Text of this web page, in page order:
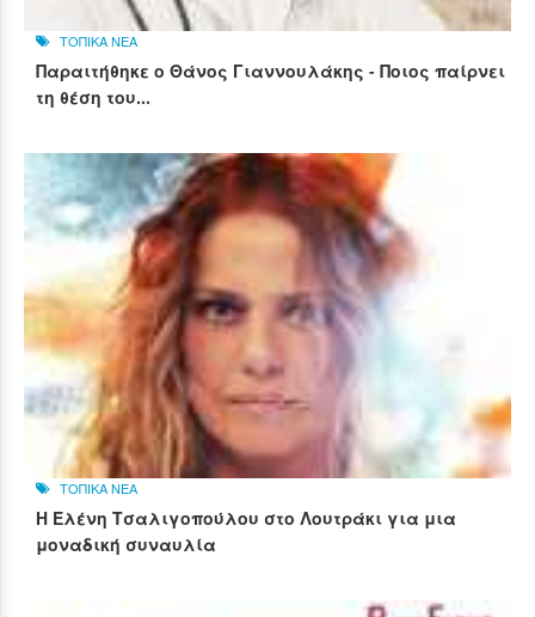
ΤΟΠΙΚΑ ΝΕΑ
Παραιτήθηκε ο Θάνος Γιαννουλάκης - Ποιος παίρνει
τη θέση του...
ΤΟΠΙΚΑ ΝΕΑ
Η Ελένη Τσαλιγοπούλου στο Λουτράκι για μια
μοναδική συναυλία